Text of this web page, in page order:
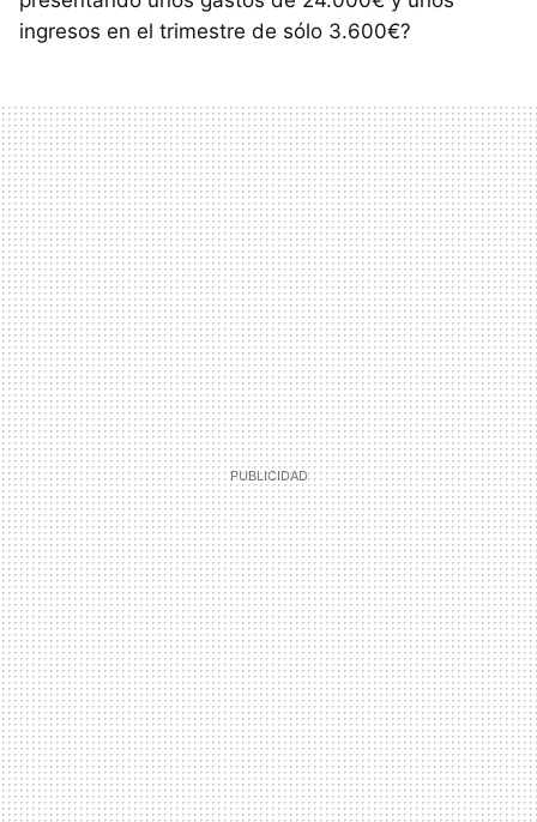
ingresos en el trimestre de sólo 3.600€?